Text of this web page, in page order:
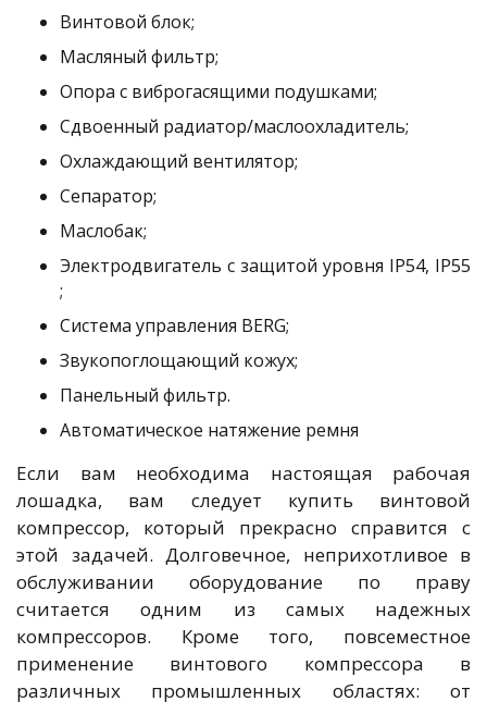
Винтовой блок;
Масляный фильтр;
Опора с виброгасящими подушками;
Сдвоенный радиатор/маслоохладитель;
Охлаждающий вентилятор;
Сепаратор;
Маслобак;
Электродвигатель с защитой уровня IP54, IP55
;
Система управления BERG;
Звукопоглощающий кожух;
Панельный фильтр.
Автоматическое натяжение ремня
Если вам необходима настоящая рабочая
лошадка, вам следует купить винтовой
компрессор, который прекрасно справится с
этой задачей. Долговечное, неприхотливое в
обслуживании оборудование по праву
считается одним из самых надежных
компрессоров. Кроме того, повсеместное
применение винтового компрессора в
различных промышленных областях: от